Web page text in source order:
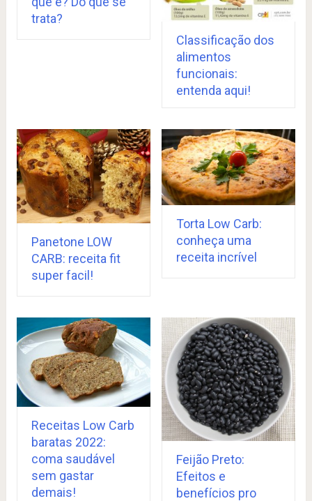
trata?
Classificação dos
alimentos
funcionais:
entenda aqui!
Panetone LOW
CARB: receita fit
super facil!
Torta Low Carb:
conheça uma
receita incrível
Receitas Low Carb
baratas 2022:
coma saudável
sem gastar
demais!
Feijão Preto:
Efeitos e
benefícios pro